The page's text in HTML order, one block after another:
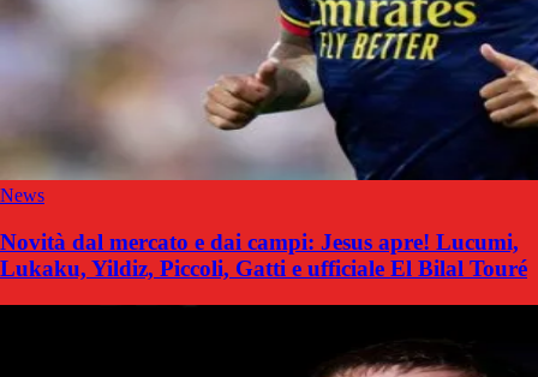
News
Novità dal mercato e dai campi: Jesus apre! Lucumi,
Lukaku, Yildiz, Piccoli, Gatti e ufficiale El Bilal Touré